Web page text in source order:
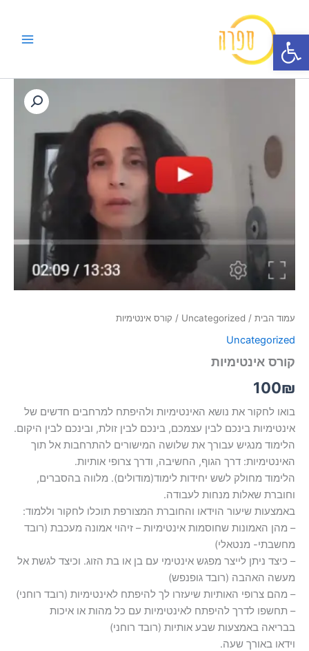
פתח סרגל נגישות
עמוד הבית /
Uncategorized / קורס אינטימיות
Uncategorized
קורס אינטימיות
100₪
בואו לחקור את נושא האינטימיות ולהיפתח למרחבים חדשים של
אינטימיות בינכם לבין עצמכם, בינכם לבין זולת, ובינכם לבין היקום.
הלימוד מנגיש עבורך את שלושה המישורים להתרחבות אל תוך
האינטימיות: דרך הגוף, החשיבה, ודרך צרופי אותיות.
הלימוד מחולק לשש יחידות לימוד(מודולים). מלווה בהסברים,
וחוברת שאלות מנחות לעבודה.
באמצעות שיעור הוידאו והחוברת המצורפת תוכלו לחקור וללמוד:
– מהן האמונות שחוסמות אינטימיות – זיהוי אמונה מעכבת (רובד
מחשבתי- מנטאלי)
– כיצד ניתן לייצר מפגש אינטימי עם בן או בת הזוג. וכיצד לגשת אל
מעשה האהבה (רובד גופנפש)
– מהם צרופי האותיות שיעזרו לך להיפתח לאינטימיות (רובד רוחני)
– תחשפו לדרך להיפתח לאינטימיות עם כל מהות או איכות
בבריאה באמצעות שבע אותיות (רובד רוחני)
וידאו באורך שעה.